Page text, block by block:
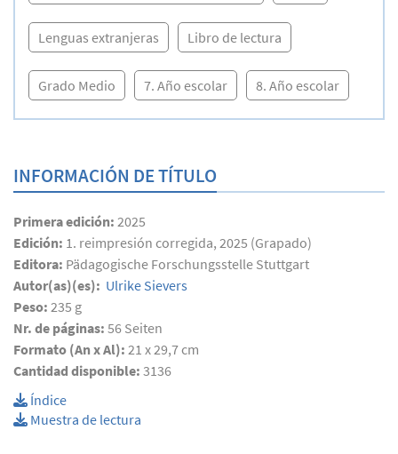
Lenguas extranjeras Libro de lectura
Grado Medio 7. Año escolar 8. Año escolar
INFORMACIÓN DE TÍTULO
Primera edición: 2025
Edición: 1. reimpresión corregida, 2025 (Grapado)
Editora: Pädagogische Forschungsstelle Stuttgart
Autor(as)(es): Ulrike Sievers
Peso: 235 g
Nr. de páginas: 56 Seiten
Formato (An x Al): 21 x 29,7 cm
Cantidad disponible: 3136
Índice
Muestra de lectura